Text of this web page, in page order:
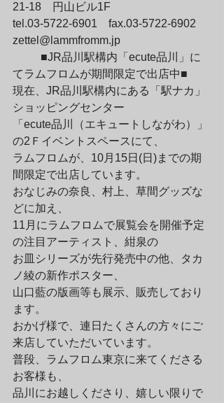
21-18　円山ビル1F
zettel@lammfromm.jp
てラムフロムが期間限定で出店中■
現在、JR品川駅構内にある「駅ナカ」
ショッピングセンター
「ecute品川（エキュートしながわ）」
の2Ｆイベントスペースにて、
ラムフロムが、10月15日(日)までの期
間限定で出店しています。
おなじみの奈良、村上、草間グッズな
どに加え、
11月にラムフロムで展覧会を開催予定
の注目アーティスト、紺泉の
お皿シリーズが先行発売中の他、タカ
ノ綾の新作ポスター、
山口藍の版画等も展示、販売しており
ます。
おかげ様で、連日たくさんの方々にご
来店していただいています。
普段、ラムフロム東京に来てくださる
お客様も、
品川にお越しくださり、嬉しい限りで